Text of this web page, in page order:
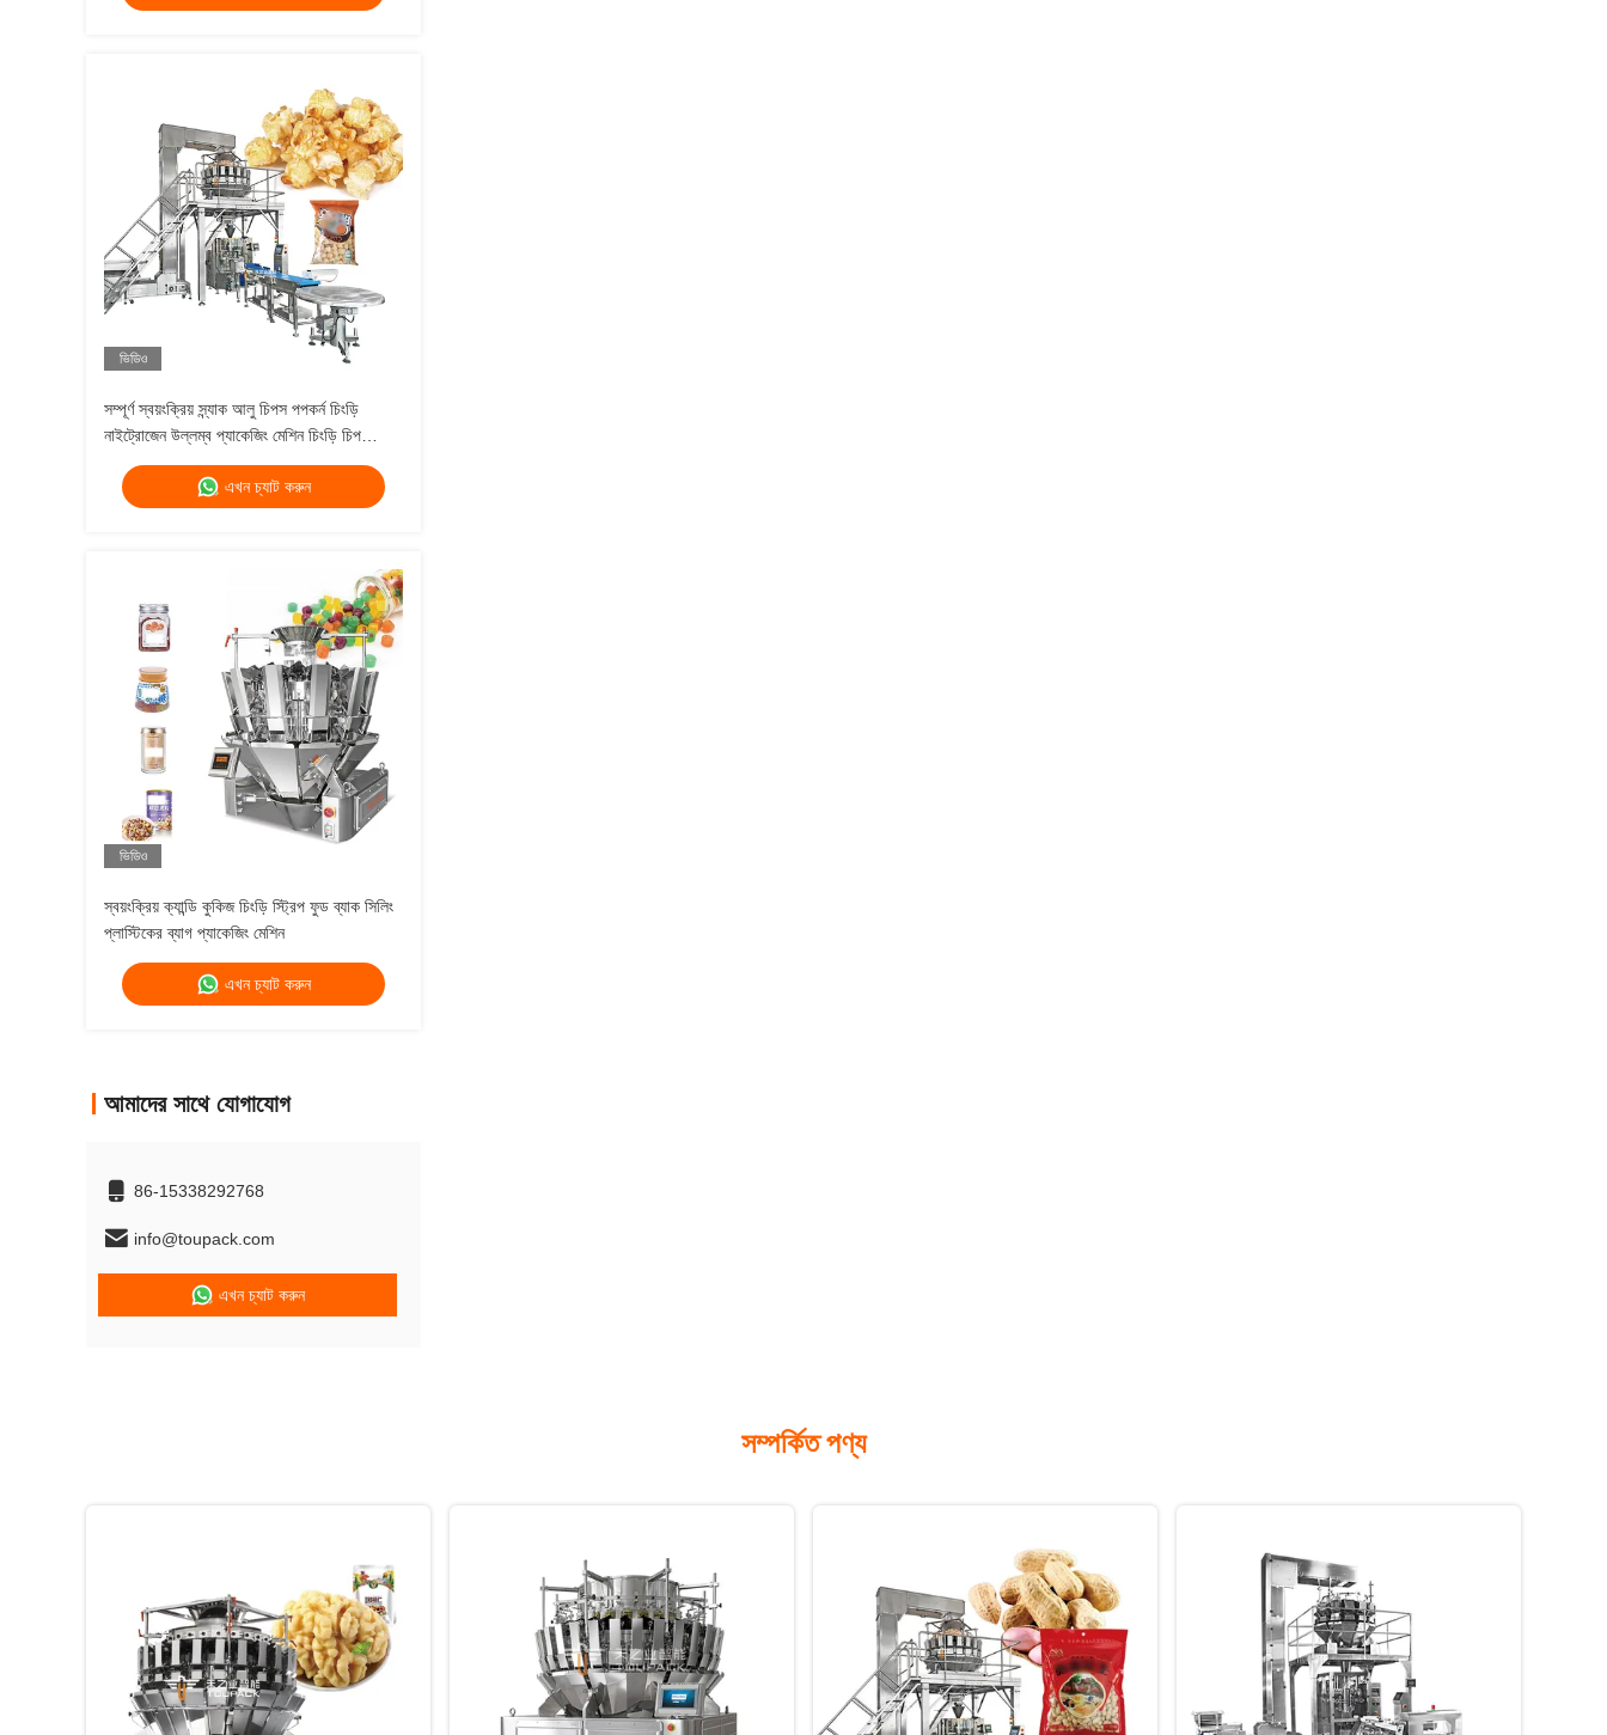
ভিডিও
সম্পূর্ণ স্বয়ংক্রিয় স্ন্যাক আলু চিপস পপকর্ন চিংড়ি
নাইট্রোজেন উল্লম্ব প্যাকেজিং মেশিন চিংড়ি চিপ
প্যাকেজিং সরঞ্জাম
এখন চ্যাট করুন
ভিডিও
স্বয়ংক্রিয় ক্যান্ডি কুকিজ চিংড়ি স্ট্রিপ ফুড ব্যাক সিলিং
প্লাস্টিকের ব্যাগ প্যাকেজিং মেশিন
এখন চ্যাট করুন
আমাদের সাথে যোগাযোগ
86-15338292768
info@toupack.com
এখন চ্যাট করুন
সম্পর্কিত পণ্য